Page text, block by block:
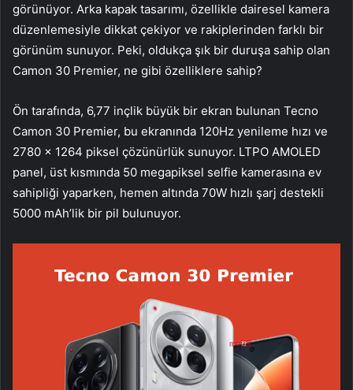
görünüyor. Arka kapak tasarımı, özellikle dairesel kamera
düzenlemesiyle dikkat çekiyor ve rakiplerinden farklı bir
görünüm sunuyor. Peki, oldukça şık bir duruşa sahip olan
Camon 30 Premier, ne gibi özelliklere sahip?
Ön tarafında, 6,77 inçlik büyük bir ekran bulunan Tecno
Camon 30 Premier, bu ekranında 120Hz yenileme hızı ve
2780 x 1264 piksel çözünürlük sunuyor. LTPO AMOLED
panel, üst kısmında 50 megapiksel selfie kamerasına ev
sahipliği yaparken, hemen altında 70W hızlı şarj destekli
5000 mAh’lik bir pil bulunuyor.